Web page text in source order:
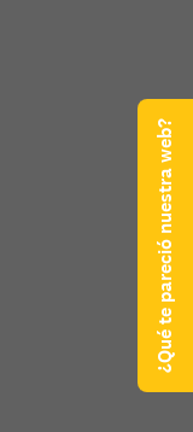
¿Qué te pareció nuestra web?